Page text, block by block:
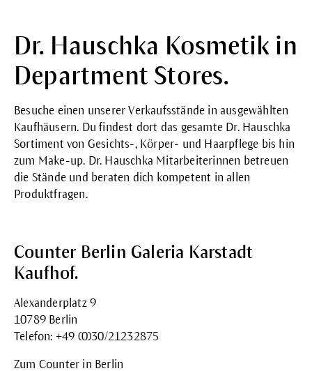
Dr. Hauschka Kosmetik in
Department Stores.
Besuche einen unserer Verkaufsstände in ausgewählten
Kaufhäusern. Du findest dort das gesamte Dr. Hauschka
Sortiment von Gesichts-, Körper- und Haarpflege bis hin
zum Make-up. Dr. Hauschka Mitarbeiterinnen betreuen
die Stände und beraten dich kompetent in allen
Produktfragen.
Counter Berlin Galeria Karstadt
Kaufhof.
Alexanderplatz 9
10789 Berlin
Telefon: +49 (0)30/21232875
Zum Counter in Berlin